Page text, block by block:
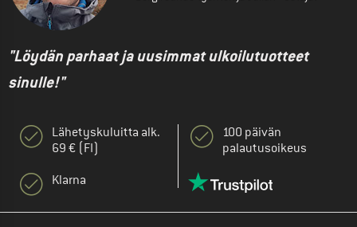
"Löydän parhaat ja uusimmat ulkoilutuotteet
sinulle!"
Lähetyskuluitta alk.
69 € (FI)
Klarna
100 päivän
palautusoikeus